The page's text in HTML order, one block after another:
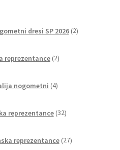
dresi SP 2026 2izdelka
reprezentance 2izdelka
nogometni 4izdelki
reprezentance 32izdelkov
reprezentance 27izdelkov